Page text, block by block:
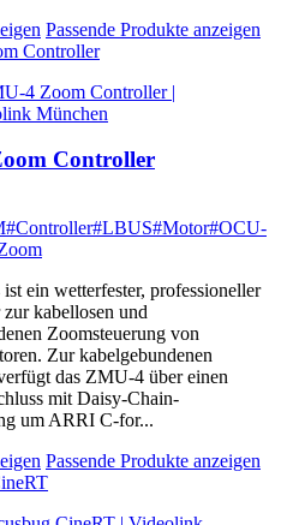
Passende Produkte anzeigen
Controller
Controller
#Controller#LBUS#Motor#OCU-
ein wetterfester, professioneller
kabellosen und
Zoomsteuerung von
Zur kabelgebundenen
das ZMU-4 über einen
mit Daisy-Chain-
um ARRI C-for...
Passende Produkte anzeigen